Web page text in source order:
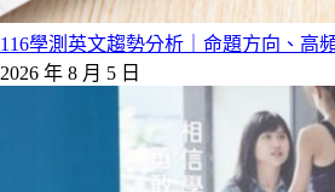
116學測英文趨勢分析｜命題方向、高
2026 年 8 月 5 日